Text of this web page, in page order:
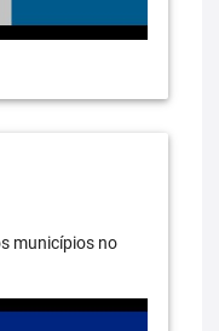
municípios no